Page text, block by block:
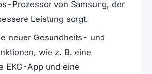
Prozessor von Samsung, der
Leistung sorgt.
neuer Gesundheits- und
wie z. B. eine
EKG-App und eine